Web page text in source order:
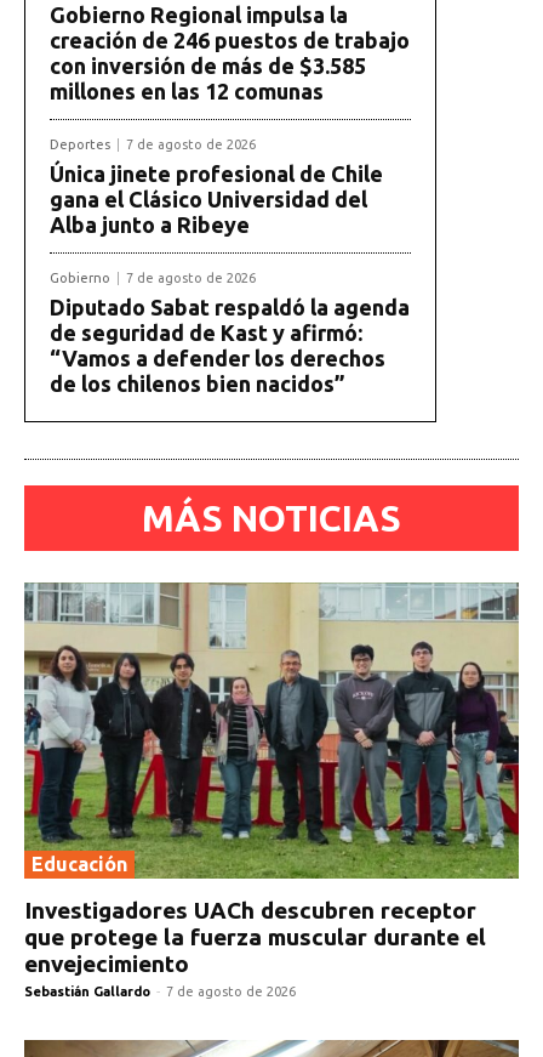
Gobierno Regional impulsa la
creación de 246 puestos de trabajo
con inversión de más de $3.585
millones en las 12 comunas
Deportes 7 de agosto de 2026
Única jinete profesional de Chile
gana el Clásico Universidad del
Alba junto a Ribeye
Gobierno 7 de agosto de 2026
Diputado Sabat respaldó la agenda
de seguridad de Kast y afirmó:
“Vamos a defender los derechos
de los chilenos bien nacidos”
MÁS NOTICIAS
Educación
Investigadores UACh descubren receptor
que protege la fuerza muscular durante el
envejecimiento
Sebastián Gallardo - 7 de agosto de 2026